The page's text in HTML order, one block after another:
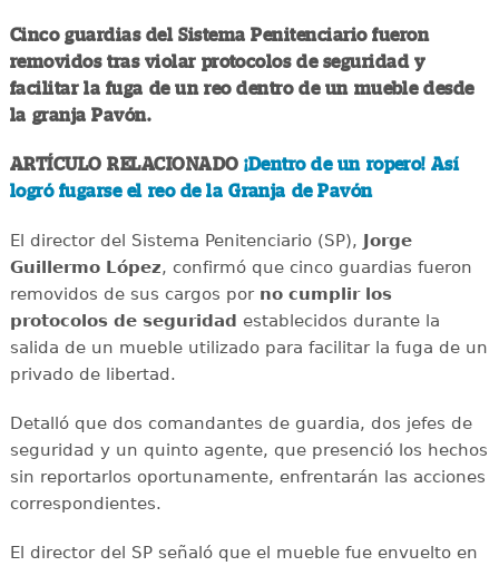
Cinco guardias del Sistema Penitenciario fueron
removidos tras violar protocolos de seguridad y
facilitar la fuga de un reo dentro de un mueble desde
la granja Pavón.
ARTÍCULO RELACIONADO¡Dentro de un ropero! Así
logró fugarse el reo de la Granja de Pavón
El director del Sistema Penitenciario (SP), Jorge
Guillermo López, confirmó que cinco guardias fueron
removidos de sus cargos por no cumplir los
protocolos de seguridad establecidos durante la
salida de un mueble utilizado para facilitar la fuga de un
privado de libertad.
Detalló que dos comandantes de guardia, dos jefes de
seguridad y un quinto agente, que presenció los hechos
sin reportarlos oportunamente, enfrentarán las acciones
correspondientes.
El director del SP señaló que el mueble fue envuelto en